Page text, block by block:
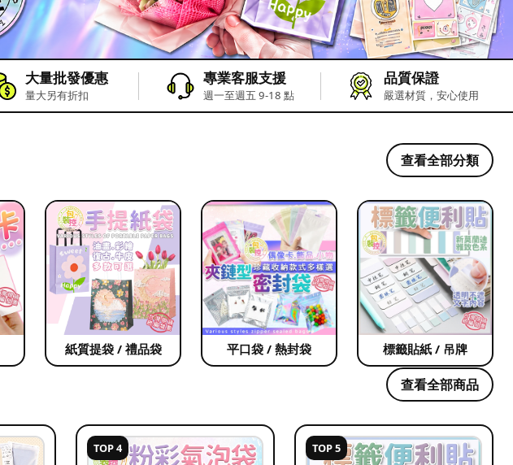
大量批發優惠
量大另有折扣
專業客服支援
週一至週五 9-18 點
品質保證
嚴選材質，安心使用
查看全部分類
紙質提袋 / 禮品袋 平口袋 / 熱封袋 標籤貼紙 / 吊牌
查看全部商品
TOP 4 TOP 5